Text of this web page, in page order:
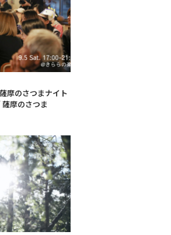
摩のさつまナイト
摩のさつま